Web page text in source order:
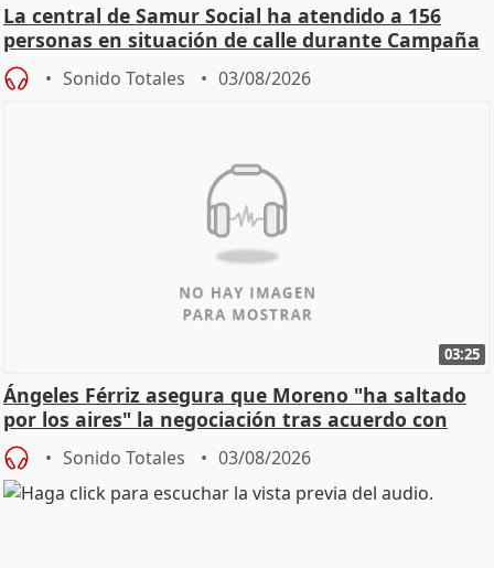
La central de Samur Social ha atendido a 156
personas en situación de calle durante Campaña
de Calor
Sonido Totales 03/08/2026
03:25
Ángeles Férriz asegura que Moreno "ha saltado
por los aires" la negociación tras acuerdo con
SMA
Sonido Totales 03/08/2026